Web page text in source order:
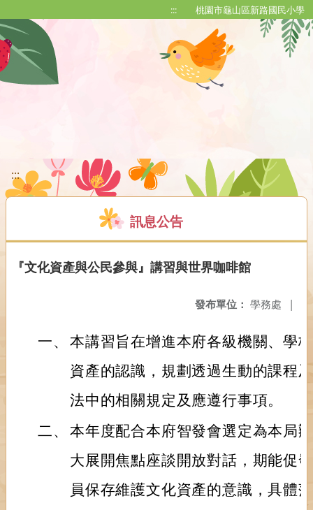
::: 桃園市龜山區新路國民小學
:::
訊息公告
『文化資產與公民參與』講習與世界咖啡館
發布單位： 學務處 |
一、 本講習旨在增進本府各級機關、學
資產的認識，規劃透過生動的課程
法中的相關規定及應遵行事項。
二、 本年度配合本府智發會選定為本局
大展開焦點座談開放對話，期能促
員保存維護文化資產的意識，具體